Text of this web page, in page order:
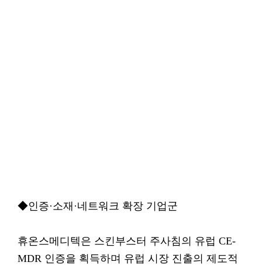
◆인증·소재·네트워크 확장 기업군
휴온스메디텍은 스킨부스터 주사침의 유럽 CE-
MDR 인증을 획득하며 유럽 시장 진출의 제도적